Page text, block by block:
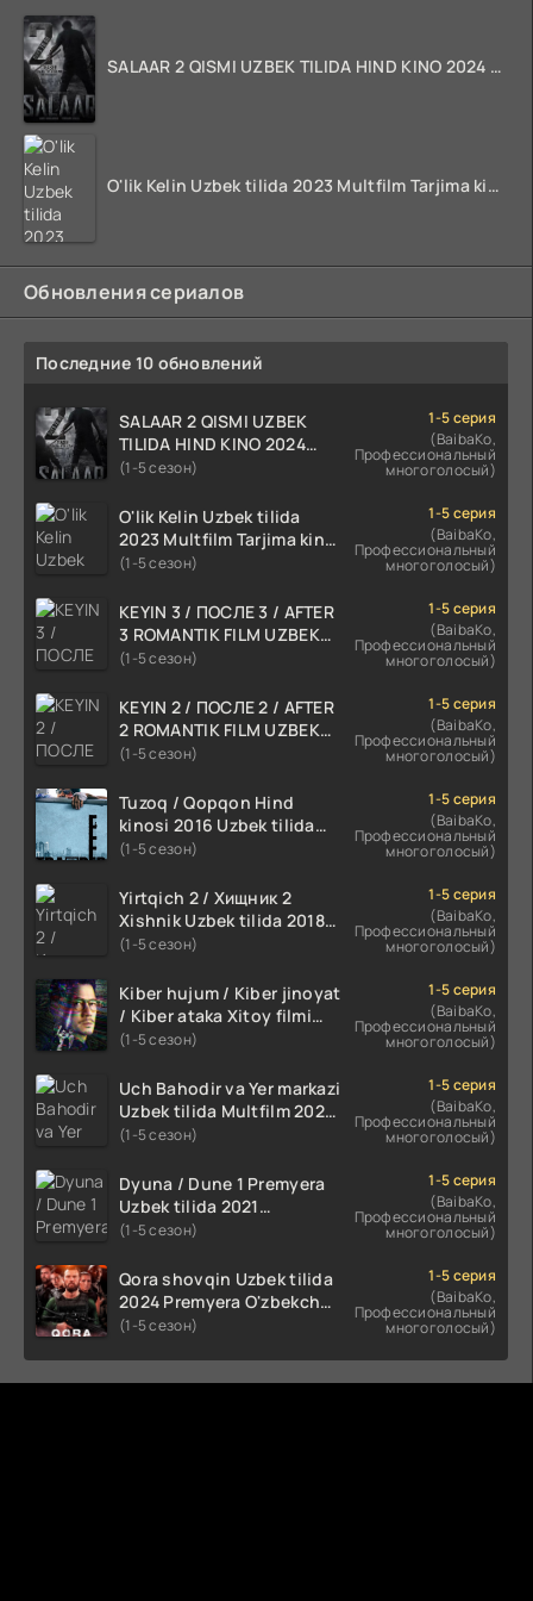
SALAAR 2 QISMI UZBEK TILIDA HIND KINO 2024 TARJIMA 720p HD Skachat
O'lik Kelin Uzbek tilida 2023 Multfilm Tarjima kino skachat
Обновления сериалов
Последние 10 обновлений
SALAAR 2 QISMI UZBEK
TILIDA HIND KINO 2024
TARJIMA 720p HD Skachat
(1-5 сезон)
1-5 серия
(BaibaKo,
Профессиональный
многоголосый)
O'lik Kelin Uzbek tilida
2023 Multfilm Tarjima kino
skachat
(1-5 сезон)
1-5 серия
(BaibaKo,
Профессиональный
многоголосый)
KEYIN 3 / ПОСЛЕ 3 / AFTER
3 ROMANTIK FILM UZBEK
TILIDA 2021 TARJIMA FILM
(1-5 сезон)
1-5 серия
(BaibaKo,
Профессиональный
многоголосый)
KEYIN 2 / ПОСЛЕ 2 / AFTER
2 ROMANTIK FILM UZBEK
TILIDA 2020 TARJIMA FILM
(1-5 сезон)
1-5 серия
(BaibaKo,
Профессиональный
многоголосый)
Tuzoq / Qopqon Hind
kinosi 2016 Uzbek tilida
tarjima film HD
(1-5 сезон)
1-5 серия
(BaibaKo,
Профессиональный
многоголосый)
Yirtqich 2 / Хищник 2
Xishnik Uzbek tilida 2018-
2024 O'zbekcha tarjima
(1-5 сезон)
1-5 серия
(BaibaKo,
Профессиональный
многоголосый)
Kiber hujum / Kiber jinoyat
/ Kiber ataka Xitoy filmi
Uzbek tilida O'zbekcha
HD skachat
(1-5 сезон)
1-5 серия
(BaibaKo,
Профессиональный
многоголосый)
Uch Bahodir va Yer markazi
Uzbek tilida Multfilm 2025
tarjima HD skachat
(1-5 сезон)
1-5 серия
(BaibaKo,
Профессиональный
многоголосый)
Dyuna / Dune 1 Premyera
Uzbek tilida 2021
O'zbekcha tarjima kino HD
(1-5 сезон)
1-5 серия
(BaibaKo,
Профессиональный
многоголосый)
Qora shovqin Uzbek tilida
2024 Premyera O'zbekcha
tarjima kino HD skachat
(1-5 сезон)
1-5 серия
(BaibaKo,
Профессиональный
многоголосый)